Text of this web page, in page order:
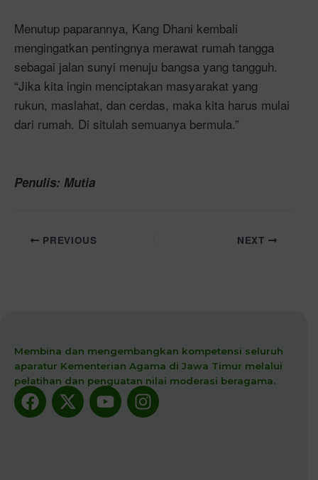
Menutup paparannya, Kang Dhani kembali
mengingatkan pentingnya merawat rumah tangga
sebagai jalan sunyi menuju bangsa yang tangguh.
“Jika kita ingin menciptakan masyarakat yang
rukun, maslahat, dan cerdas, maka kita harus mulai
dari rumah. Di situlah semuanya bermula.”
Penulis: Mutia
PREVIOUS NEXT
Membina dan mengembangkan kompetensi seluruh
aparatur Kementerian Agama di Jawa Timur melalui
pelatihan dan penguatan nilai moderasi beragama.
Facebook
X-
twitter
YoutubeInstagram